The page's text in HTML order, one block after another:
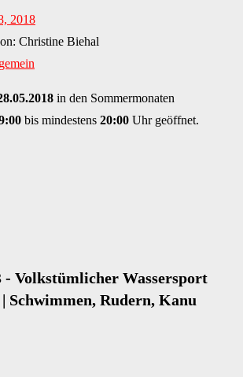
2018
Christine Biehal
in den Sommermonaten
bis mindestens 20:00 Uhr geöffnet.
- Volkstümlicher Wassersport
Schwimmen, Rudern, Kanu